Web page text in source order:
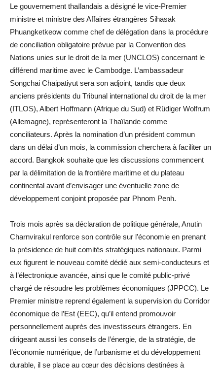
Le gouvernement thaïlandais a désigné le vice-Premier
ministre et ministre des Affaires étrangères Sihasak
Phuangketkeow comme chef de délégation dans la procédure
de conciliation obligatoire prévue par la Convention des
Nations unies sur le droit de la mer (UNCLOS) concernant le
différend maritime avec le Cambodge. L’ambassadeur
Songchai Chaipatiyut sera son adjoint, tandis que deux
anciens présidents du Tribunal international du droit de la mer
(ITLOS), Albert Hoffmann (Afrique du Sud) et Rüdiger Wolfrum
(Allemagne), représenteront la Thaïlande comme
conciliateurs. Après la nomination d’un président commun
dans un délai d’un mois, la commission cherchera à faciliter un
accord. Bangkok souhaite que les discussions commencent
par la délimitation de la frontière maritime et du plateau
continental avant d’envisager une éventuelle zone de
développement conjoint proposée par Phnom Penh.
Trois mois après sa déclaration de politique générale, Anutin
Charnvirakul renforce son contrôle sur l’économie en prenant
la présidence de huit comités stratégiques nationaux. Parmi
eux figurent le nouveau comité dédié aux semi-conducteurs et
à l’électronique avancée, ainsi que le comité public-privé
chargé de résoudre les problèmes économiques (JPPCC). Le
Premier ministre reprend également la supervision du Corridor
économique de l’Est (EEC), qu’il entend promouvoir
personnellement auprès des investisseurs étrangers. En
dirigeant aussi les conseils de l’énergie, de la stratégie, de
l’économie numérique, de l’urbanisme et du développement
durable, il se place au cœur des décisions destinées à